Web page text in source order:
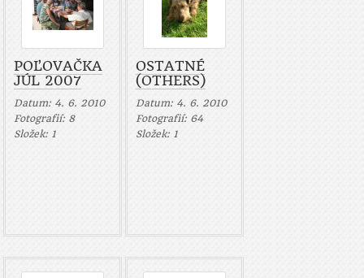
POĽOVAČKA
JÚL 2007
Datum: 4. 6. 2010
Fotografií: 8
Složek: 1
OSTATNÉ
(OTHERS)
Datum: 4. 6. 2010
Fotografií: 64
Složek: 1